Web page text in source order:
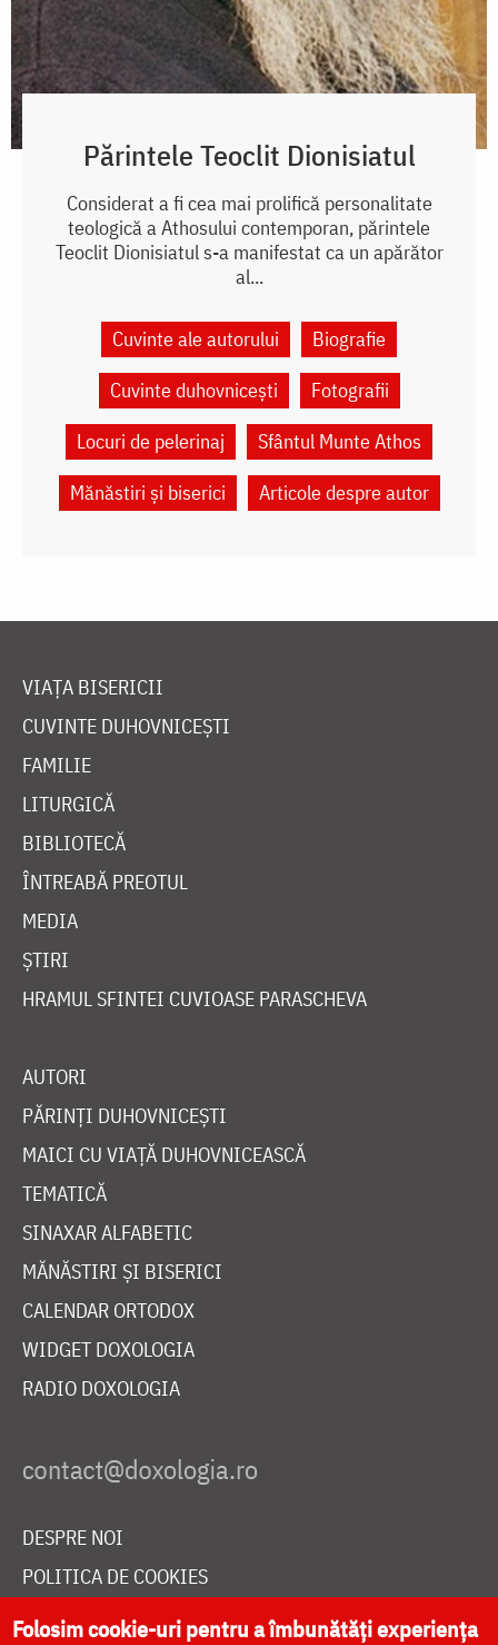
Părintele Teoclit Dionisiatul
Considerat a fi cea mai prolifică personalitate
teologică a Athosului contemporan, părintele
Teoclit Dionisiatul s-a manifestat ca un apărător
al...
Cuvinte ale autorului
Biografie
Cuvinte duhovnicești
Fotografii
Locuri de pelerinaj
Sfântul Munte Athos
Mănăstiri și biserici
Articole despre autor
VIAȚA BISERICII
CUVINTE DUHOVNICEȘTI
FAMILIE
LITURGICĂ
BIBLIOTECĂ
ÎNTREABĂ PREOTUL
MEDIA
ȘTIRI
HRAMUL SFINTEI CUVIOASE PARASCHEVA
AUTORI
PĂRINȚI DUHOVNICEȘTI
MAICI CU VIAȚĂ DUHOVNICEASCĂ
TEMATICĂ
SINAXAR ALFABETIC
MĂNĂSTIRI ȘI BISERICI
CALENDAR ORTODOX
WIDGET DOXOLOGIA
RADIO DOXOLOGIA
DESPRE NOI
POLITICA DE COOKIES
DONEAZĂ ONLINE PENTRU CATEDRALA NAȚIONALĂ
Folosim cookie-uri pentru a îmbunătăți experiența